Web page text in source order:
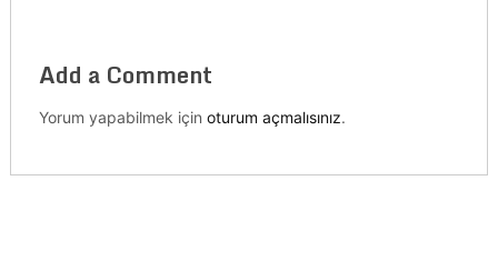
Add a Comment
Yorum yapabilmek için oturum açmalısınız.